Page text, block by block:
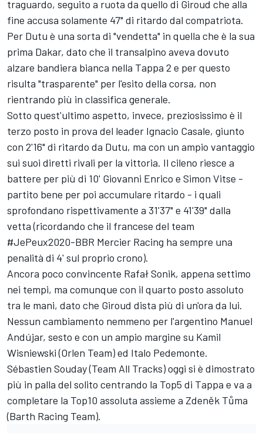
traguardo, seguito a ruota da quello di Giroud che alla
fine accusa solamente 47" di ritardo dal compatriota.
Per Dutu è una sorta di "vendetta" in quella che è la sua
prima Dakar, dato che il transalpino aveva dovuto
alzare bandiera bianca nella Tappa 2 e per questo
risulta "trasparente" per l'esito della corsa, non
rientrando più in classifica generale.
Sotto quest'ultimo aspetto, invece, preziosissimo è il
terzo posto in prova del leader Ignacio Casale, giunto
con 2'16" di ritardo da Dutu, ma con un ampio vantaggio
sui suoi diretti rivali per la vittoria. Il cileno riesce a
battere per più di 10' Giovanni Enrico e Simon Vitse -
partito bene per poi accumulare ritardo - i quali
sprofondano rispettivamente a 31'37" e 41'39" dalla
vetta (ricordando che il francese del team
#JePeux2020-BBR Mercier Racing ha sempre una
penalità di 4' sul proprio crono).
Ancora poco convincente Rafał Sonik, appena settimo
nei tempi, ma comunque con il quarto posto assoluto
tra le mani, dato che Giroud dista più di un'ora da lui.
Nessun cambiamento nemmeno per l'argentino Manuel
Andújar, sesto e con un ampio margine su Kamil
Wisniewski (Orlen Team) ed Italo Pedemonte.
Sébastien Souday (Team All Tracks) oggi si è dimostrato
più in palla del solito centrando la Top5 di Tappa e va a
completare la Top10 assoluta assieme a Zdeněk Tůma
(Barth Racing Team).